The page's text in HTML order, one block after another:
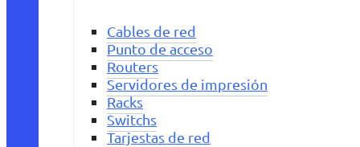
Cables de red
Punto de acceso
Routers
Servidores de impresión
Racks
Switchs
Tarjestas de red